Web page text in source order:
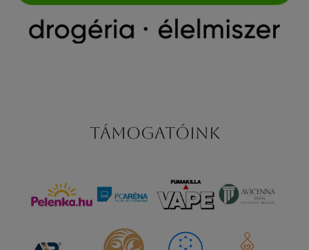
Támogatóink